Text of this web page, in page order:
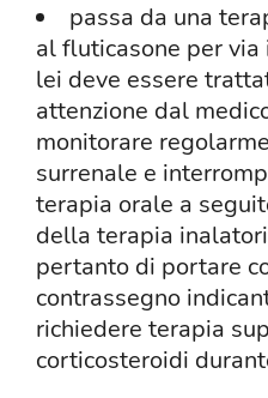
passa da una
al fluticasone per
lei deve essere
attenzione dal
monitorare
surrenale e
terapia orale a
della terapia
pertanto di portare
contrassegno
richiedere terapia
corticosteroidi